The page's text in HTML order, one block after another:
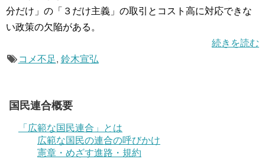
分だけ」の「３だけ主義」の取引とコスト高に対応できな
い政策の欠陥がある。
続きを読む
コメ不足, 鈴木宣弘
国民連合概要
「広範な国民連合」とは
広範な国民の連合の呼びかけ
憲章・めざす進路・規約